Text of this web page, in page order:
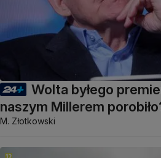
Wolta byłego
naszym Millerem
M. Złotkowski